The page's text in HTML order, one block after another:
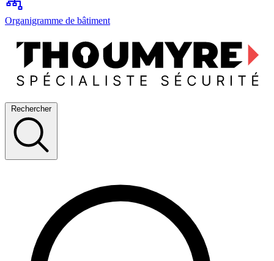
Organigramme de bâtiment
Rechercher